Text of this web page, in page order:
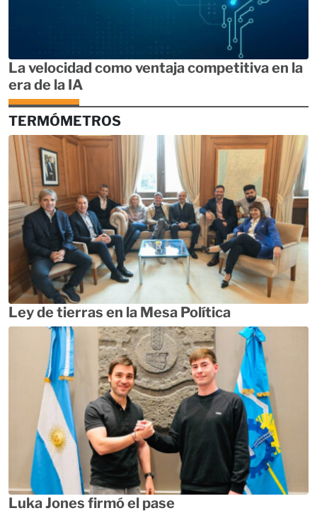
La velocidad como ventaja competitiva en la
era de la IA
TERMÓMETROS
Ley de tierras en la Mesa Política
Luka Jones firmó el pase